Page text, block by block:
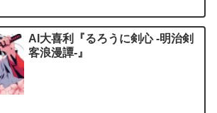
AI大喜利『るろうに剣心 -明治剣
客浪漫譚-』